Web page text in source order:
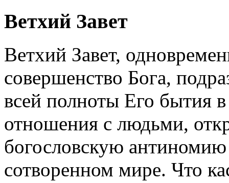
Ветхий Завет
Ветхий Завет,
совершенство Бога,
всей полноты Его бытия
отношения с людьми,
богословскую антиномию
сотворенном мире. Что